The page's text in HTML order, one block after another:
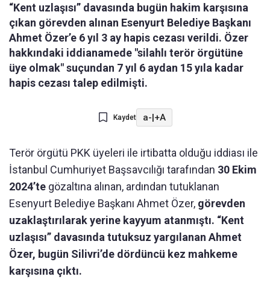
“Kent uzlaşısı” davasında bugün hakim karşısına
çıkan görevden alınan Esenyurt Belediye Başkanı
Ahmet Özer’e 6 yıl 3 ay hapis cezası verildi. Özer
hakkındaki iddianamede "silahlı terör örgütüne
üye olmak" suçundan 7 yıl 6 aydan 15 yıla kadar
hapis cezası talep edilmişti.
Kaydet a-|+A
Terör örgütü PKK üyeleri ile irtibatta olduğu iddiası ile
İstanbul Cumhuriyet Başsavcılığı tarafından 30 Ekim
2024’te gözaltına alınan, ardından tutuklanan
Esenyurt Belediye Başkanı Ahmet Özer, görevden
uzaklaştırılarak yerine kayyum atanmıştı. “Kent
uzlaşısı” davasında tutuksuz yargılanan Ahmet
Özer, bugün Silivri’de dördüncü kez mahkeme
karşısına çıktı.